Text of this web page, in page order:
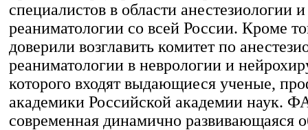
специалистов в области анестезиологии и
реаниматологии со всей России. Кроме
доверили возглавить комитет по
реаниматологии в неврологии и
которого входят выдающиеся ученые,
академики Российской академии наук.
современная динамично развивающаяся